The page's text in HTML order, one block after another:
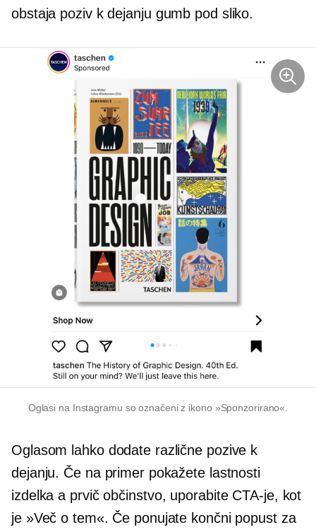
obstaja poziv k dejanju gumb pod sliko.
Oglasi na Instagramu so označeni z ikono »Sponzorirano«.
Oglasom lahko dodate različne pozive k
dejanju. Če na primer pokažete lastnosti
izdelka a prvičobčinstvo, uporabite CTA-je, kot
je »Več o tem«. Če ponujate končni popust za